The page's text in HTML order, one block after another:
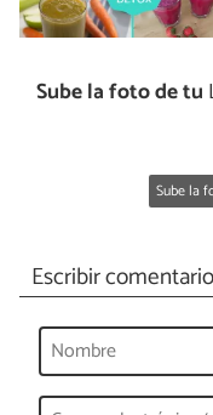
Sube la foto de tu
Sube la
Escribir comentario